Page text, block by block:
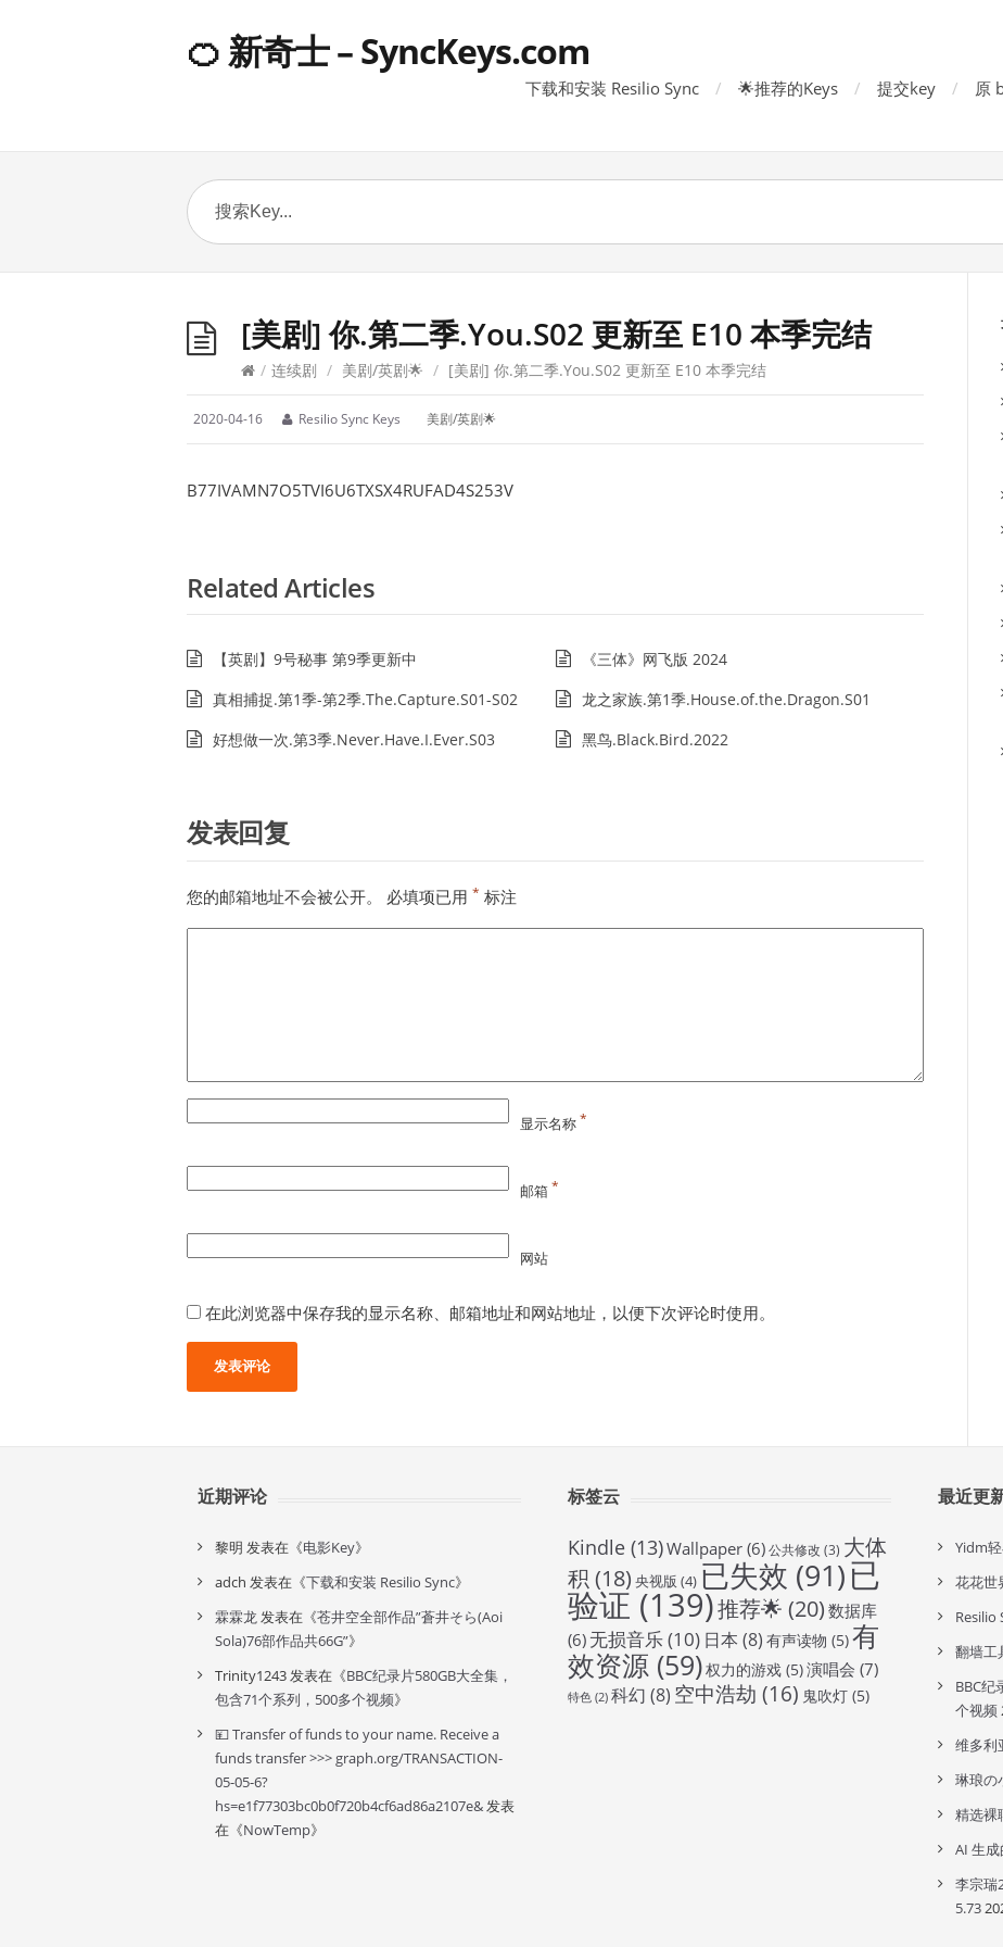
🍊 新奇士 – SyncKeys.com
下载和安装 Resilio Sync 🌟推荐的Keys 提交key 原
[美剧] 你.第二季.You.S02 更新至 E10 本季完结
/ 连续剧 / 美剧/英剧🌟 / [美剧] 你.第二季.You.S02 更新至 E10 本季完结
2020-04-16 Resilio Sync Keys 美剧/英剧🌟
B77IVAMN7O5TVI6U6TXSX4RUFAD4S253V
Related Articles
【英剧】9号秘事 第9季更新中
《三体》网飞版 2024
真相捕捉.第1季-第2季.The.Capture.S01-S02
龙之家族.第1季.House.of.the.Dragon.S01
好想做一次.第3季.Never.Have.I.Ever.S03
黑鸟.Black.Bird.2022
发表回复
您的邮箱地址不会被公开。 必填项已用 * 标注
显示名称*
邮箱*
网站
在此浏览器中保存我的显示名称、邮箱地址和网站地址，以便下次评论时使用。
近期评论
黎明 发表在《电影Key》
adch 发表在《下载和安装 Resilio Sync》
霖霖龙发表在《苍井空全部作品”蒼井そら(Aoi
Sola)76部作品共66G”》
Trinity1243发表在《BBC纪录片580GB大全集，
包含71个系列，500多个视频》
💴 Transfer of funds to your name. Receive a
funds transfer >>> graph.org/TRANSACTION-
05-05-6?
hs=e1f77303bc0b0f720b4cf6ad86a2107e&发表
在《NowTemp》
标签云
Kindle (13)Wallpaper (6)公共修改 (3) 大体
积 (18) 央视版 (4) 已失效 (91)已
验证 (139)推荐🌟 (20) 数据库
(6) 无损音乐(10) 日本 (8) 有声读物 (5)有
效资源 (59)权力的游戏 (5)演唱会 (7)
特色 (2) 科幻 (8) 空中浩劫 (16) 鬼吹灯 (5)
最近更
Yidm
花花世
Resilio
翻墙工
BBC纪
个视频
维多利
琳琅の
精选裸
AI 生成
李宗瑞
5.73